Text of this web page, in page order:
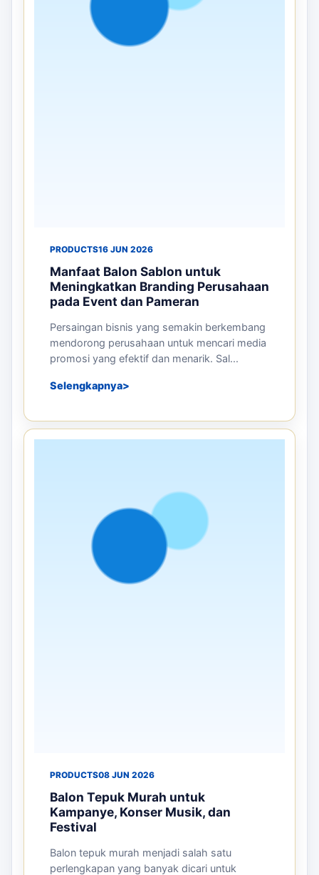
PRODUCTS16 JUN 2026
Manfaat Balon Sablon untuk
Meningkatkan Branding Perusahaan
pada Event dan Pameran
Persaingan bisnis yang semakin berkembang
mendorong perusahaan untuk mencari media
promosi yang efektif dan menarik. Sal...
Selengkapnya
PRODUCTS08 JUN 2026
Balon Tepuk Murah untuk
Kampanye, Konser Musik, dan
Festival
Balon tepuk murah menjadi salah satu
perlengkapan yang banyak dicari untuk